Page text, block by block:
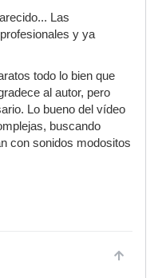
Las
y ya
todo lo bien que
al autor, pero
Lo bueno del vídeo
buscando
con sonidos modositos